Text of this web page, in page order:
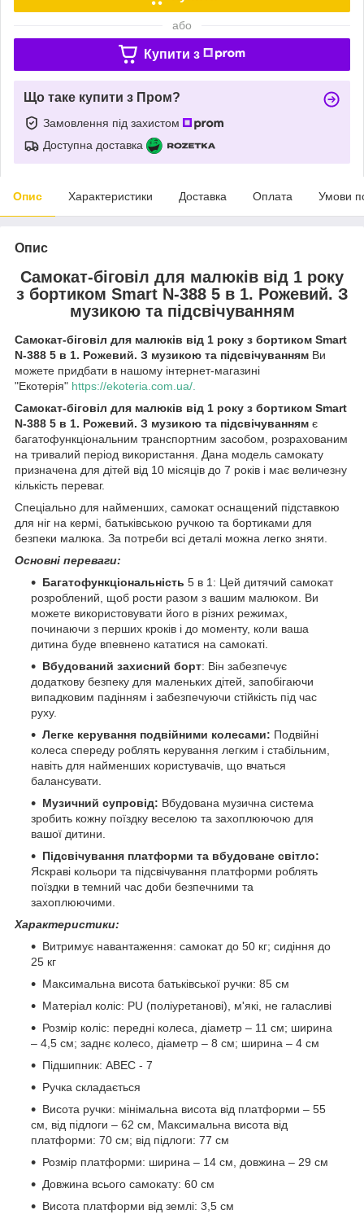
або
Купити з
Що таке купити з Пром?
Замовлення під захистом
Доступна доставка
Опис Характеристики Доставка Оплата Умови
Опис
Самокат-біговіл для малюків від 1 року
з бортиком Smart N-388 5 в 1. Рожевий. З
музикою та підсвічуванням
Самокат-біговіл для малюків від 1 року з бортиком Smart
N-388 5 в 1. Рожевий. З музикою та підсвічуванням Ви
можете придбати в нашому інтернет-магазині
"Екотерія" https://ekoteria.com.ua/.
Самокат-біговіл для малюків від 1 року з бортиком Smart
N-388 5 в 1. Рожевий. З музикою та підсвічуванням є
багатофункціональним транспортним засобом, розрахованим
на тривалий період використання. Дана модель самокату
призначена для дітей від 10 місяців до 7 років і має величезну
кількість переваг.
Спеціально для найменших, самокат оснащений підставкою
для ніг на кермі, батьківською ручкою та бортиками для
безпеки малюка. За потреби всі деталі можна легко зняти.
Основні переваги:
Багатофункціональність 5 в 1: Цей дитячий самокат
розроблений, щоб рости разом з вашим малюком. Ви
можете використовувати його в різних режимах,
починаючи з перших кроків і до моменту, коли ваша
дитина буде впевнено кататися на самокаті.
Вбудований захисний борт: Він забезпечує
додаткову безпеку для маленьких дітей, запобігаючи
випадковим падінням і забезпечуючи стійкість під час
руху.
Легке керування подвійними колесами: Подвійні
колеса спереду роблять керування легким і стабільним,
навіть для найменших користувачів, що вчаться
балансувати.
Музичний супровід: Вбудована музична система
зробить кожну поїздку веселою та захоплюючою для
вашої дитини.
Підсвічування платформи та вбудоване світло:
Яскраві кольори та підсвічування платформи роблять
поїздки в темний час доби безпечними та
захоплюючими.
Характеристики:
Витримує навантаження: самокат до 50 кг; сидіння до
25 кг
Максимальна висота батьківської ручки: 85 см⁣⁣⠀
Матеріал коліс: PU (поліуретанові), м'які, не галасливі
Розмір коліс: передні колеса, діаметр – 11 см; ширина
– 4,5 см; заднє колесо, діаметр – 8 см; ширина – 4 см
Підшипник: ABEC - 7
Ручка складається
Висота ручки: мінімальна висота від платформи – 55
см, від підлоги – 62 см, Максимальна висота від
платформи: 70 см; від підлоги: 77 см
Розмір платформи: ширина – 14 см, довжина – 29 см
Довжина всього самокату: 60 см
Висота платформи від землі: 3,5 см